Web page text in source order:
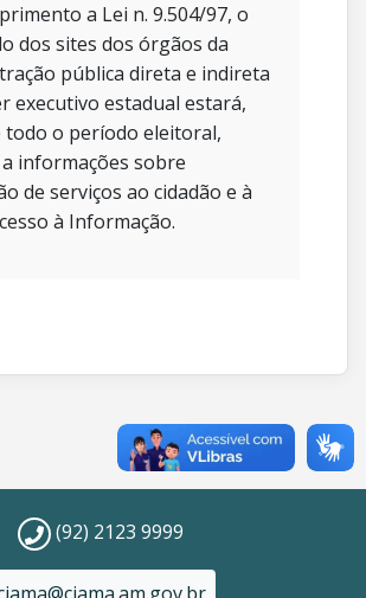
a Lei n. 9.504/97, o
dos sites dos órgãos da
pública direta e indireta
executivo estadual estará,
o período eleitoral,
informações sobre
de serviços ao cidadão e à
à Informação.
(92) 2123 9999